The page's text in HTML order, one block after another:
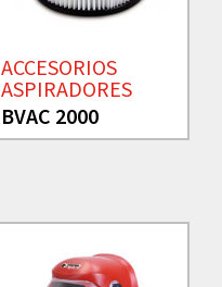
ACCESORIOS
ASPIRADORES
BVAC 2000